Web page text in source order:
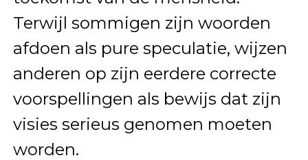
Terwijl sommigen zijn woorden
afdoen als pure speculatie, wijzen
anderen op zijn eerdere correcte
voorspellingen als bewijs dat zijn
visies serieus genomen moeten
worden.